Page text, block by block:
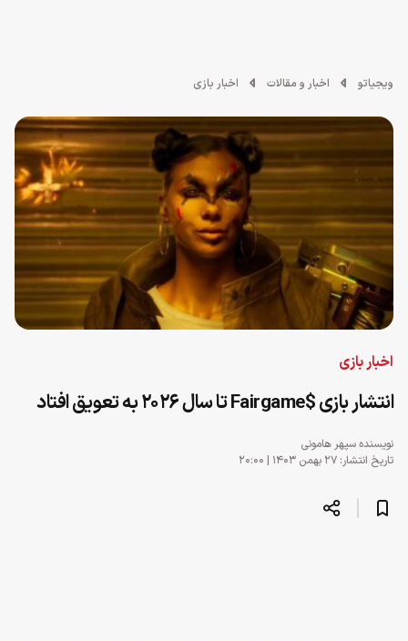
ویجیاتو اخبار و مقالات اخبار بازی
اخبار بازی
انتشار بازی $Fairgame تا سال ۲۰۲۶ به تعویق افتاد
نویسندهسپهر هامونی
تاریخ انتشار: ۲۷ بهمن ۱۴۰۳ | ۲۰:۰۰